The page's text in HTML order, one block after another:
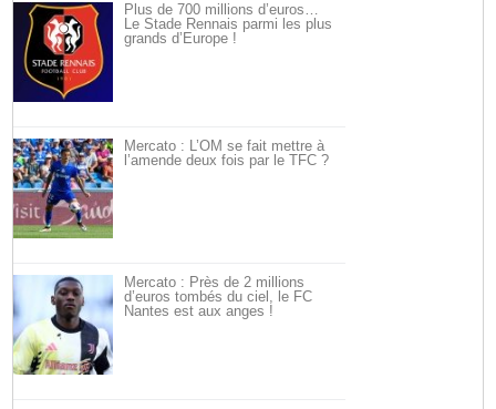
Plus de 700 millions d’euros…
Le Stade Rennais parmi les plus
grands d’Europe !
Mercato : L’OM se fait mettre à
l’amende deux fois par le TFC ?
Mercato : Près de 2 millions
d’euros tombés du ciel, le FC
Nantes est aux anges !